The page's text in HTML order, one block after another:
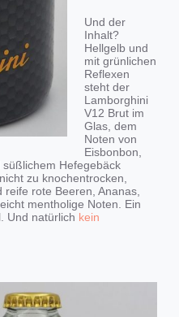
Und der
Inhalt?
Hellgelb und
mit grünlichen
Reflexen
steht der
Lamborghini
V12 Brut im
Glas, dem
Noten von
Eisbonbon,
Hefegebäck
zu knochentrocken,
rote Beeren, Ananas,
mentholige Noten. Ein
Und natürlich kein